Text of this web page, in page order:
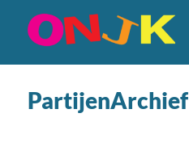
PartijenArchief